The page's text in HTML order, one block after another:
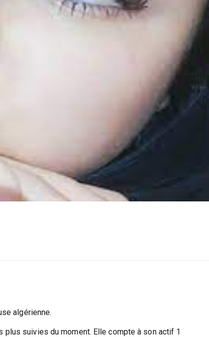
algérienne.
plus suivies du moment. Elle compte à son actif 1